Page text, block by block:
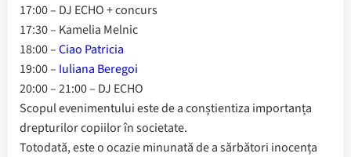
17:00 – DJ ECHO + concurs
17:30 – Kamelia Melnic
18:00 –Ciao Patricia
19:00 – Iuliana Beregoi
20:00 – 21:00 – DJ ECHO
Scopul evenimentului este de a conștientiza importanța
drepturilor copiilor în societate.
Totodată, este o ocazie minunată de a sărbători inocența